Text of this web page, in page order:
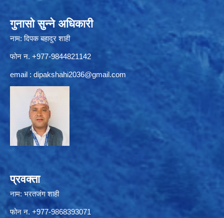
गुनासो सुन्ने अधिकारी
नाम: दिपक बहादुर शाही
फोन न. +977-9844821142
email : dipakshahi2036@gmail.com
प्रवक्ता
नाम: भरतजंग शाही
फोन न. +977-9868393071